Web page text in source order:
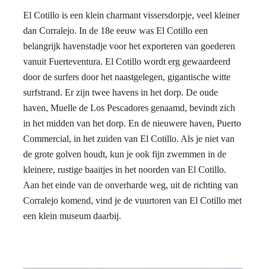
El Cotillo is een klein charmant vissersdorpje, veel kleiner
dan Corralejo. In de 18e eeuw was El Cotillo een
belangrijk havenstadje voor het exporteren van goederen
vanuit Fuerteventura. El Cotillo wordt erg gewaardeerd
door de surfers door het naastgelegen, gigantische witte
surfstrand. Er zijn twee havens in het dorp. De oude
haven, Muelle de Los Pescadores genaamd, bevindt zich
in het midden van het dorp. En de nieuwere haven, Puerto
Commercial, in het zuiden van El Cotillo. Als je niet van
de grote golven houdt, kun je ook fijn zwemmen in de
kleinere, rustige baaitjes in het noorden van El Cotillo.
Aan het einde van de onverharde weg, uit de richting van
Corralejo komend, vind je de vuurtoren van El Cotillo met
een klein museum daarbij.